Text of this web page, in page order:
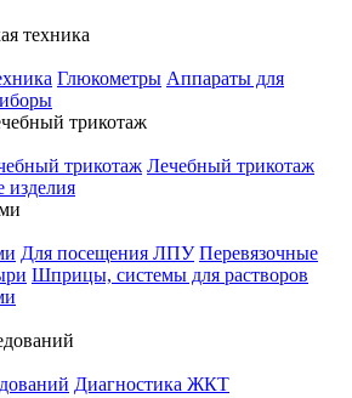
техника
Глюкометры Аппараты для
трикотаж
трикотаж Лечебный трикотаж
изделия
Для посещения ЛПУ Перевязочные
Шприцы, системы для растворов
Диагностика ЖКТ